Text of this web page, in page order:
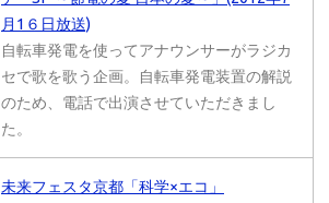
月1６日放送)
自転車発電を使ってアナウンサーがラジカ
セで歌を歌う企画。自転車発電装置の解説
のため、電話で出演させていただきまし
た。
未来フェスタ京都「科学×エコ」